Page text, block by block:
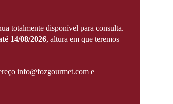
totalmente disponível para consulta.
14/08/2026, altura em que teremos
info@fozgourmet.com e